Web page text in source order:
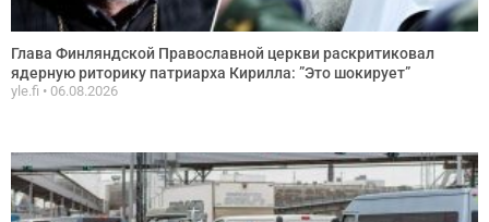
Глава Финляндской Православной церкви раскритиковал
ядерную риторику патриарха Кирилла: ”Это шокирует”
yle.fi 06.08.2026